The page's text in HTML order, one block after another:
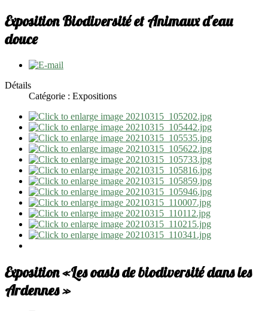
Exposition Biodiversité et Animaux d'eau
douce
Détails
Catégorie : Expositions
Exposition «Les oasis de biodiversité dans les
Ardennes »